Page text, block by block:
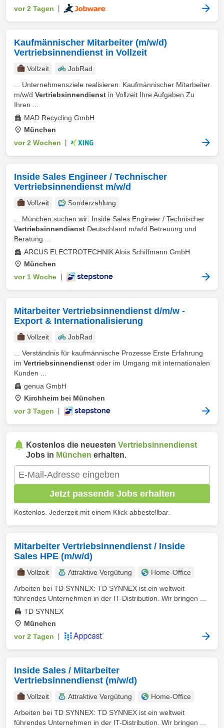
vor 2 Tagen
Kaufmännischer Mitarbeiter (m/w/d)
Vertriebsinnendienst in Vollzeit
Vollzeit
JobRad
... Unternehmensziele realisieren. Kaufmännischer Mitarbeiter
m/w/d Vertriebsinnendienst in Vollzeit Ihre Aufgaben Zu
Ihren ...
MAD Recycling GmbH
München
vor 2 Wochen
Inside Sales Engineer / Technischer
Vertriebsinnendienst m/w/d
Vollzeit
Sonderzahlung
... München suchen wir: Inside Sales Engineer / Technischer
Vertriebsinnendienst Deutschland m/w/d Betreuung und
Beratung ...
ARCUS ELECTROTECHNIK Alois Schiffmann GmbH
München
vor 1 Woche
Mitarbeiter Vertriebsinnendienst d/m/w -
Export & Internationalisierung
Vollzeit
JobRad
... Verständnis für kaufmännische Prozesse Erste Erfahrung
im Vertriebsinnendienst oder im Umgang mit internationalen
Kunden ...
genua GmbH
Kirchheim bei München
vor 3 Tagen
Kostenlos die neuesten Vertriebsinnendienst
Jobs in München erhalten.
Jetzt passende Jobs erhalten
Kostenlos. Jederzeit mit einem Klick abbestellbar.
Mitarbeiter Vertriebsinnendienst / Inside
Sales HPE (m/w/d)
Vollzeit Attraktive Vergütung
Home-Office
Arbeiten bei TD SYNNEX: TD SYNNEX ist ein weltweit
führendes Unternehmen in der IT-Distribution. Wir bringen ...
TD SYNNEX
München
vor 2 Tagen
Inside Sales / Mitarbeiter
Vertriebsinnendienst (m/w/d)
Vollzeit Attraktive Vergütung
Home-Office
Arbeiten bei TD SYNNEX: TD SYNNEX ist ein weltweit
führendes Unternehmen in der IT-Distribution. Wir bringen ...